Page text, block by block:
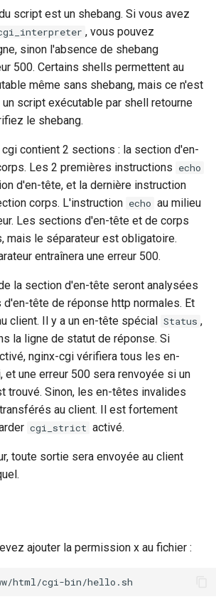
script est un shebang. Si vous avez
, vous pouvez
sinon l'absence de shebang
500. Certains shells permettent au
même sans shebang, mais ce n'est
script exécutable par shell retourne
le shebang.
contient 2 sections : la section d'en-
Les 2 premières instructions echo
d'en-tête, et la dernière instruction
corps. L'instruction echo au milieu
Les sections d'en-tête et de corps
mais le séparateur est obligatoire.
entraînera une erreur 500.
la section d'en-tête seront analysées
tête de réponse http normales. Et
client. Il y a un en-tête spécial Status ,
la ligne de statut de réponse. Si
nginx-cgi vérifiera tous les en-
une erreur 500 sera renvoyée si un
trouvé. Sinon, les en-têtes invalides
au client. Il est fortement
cgi_strict activé.
toute sortie sera envoyée au client
ajouter la permission x au fichier :